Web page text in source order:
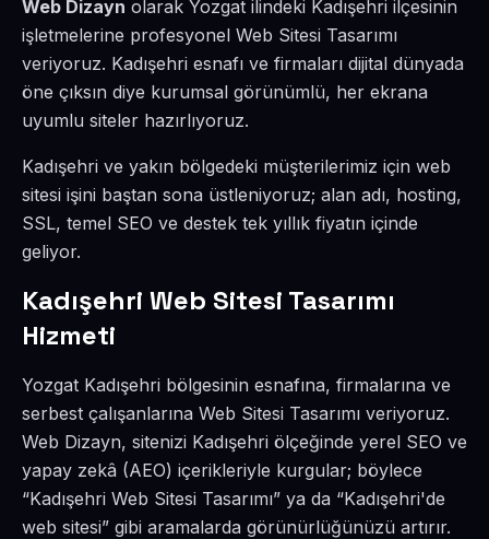
Web Dizayn olarak Yozgat ilindeki Kadışehri ilçesinin
işletmelerine profesyonel Web Sitesi Tasarımı
veriyoruz. Kadışehri esnafı ve firmaları dijital dünyada
öne çıksın diye kurumsal görünümlü, her ekrana
uyumlu siteler hazırlıyoruz.
Kadışehri ve yakın bölgedeki müşterilerimiz için web
sitesi işini baştan sona üstleniyoruz; alan adı, hosting,
SSL, temel SEO ve destek tek yıllık fiyatın içinde
geliyor.
Kadışehri Web Sitesi Tasarımı
Hizmeti
Yozgat Kadışehri bölgesinin esnafına, firmalarına ve
serbest çalışanlarına Web Sitesi Tasarımı veriyoruz.
Web Dizayn, sitenizi Kadışehri ölçeğinde yerel SEO ve
yapay zekâ (AEO) içerikleriyle kurgular; böylece
“Kadışehri Web Sitesi Tasarımı” ya da “Kadışehri'de
web sitesi” gibi aramalarda görünürlüğünüzü artırır.